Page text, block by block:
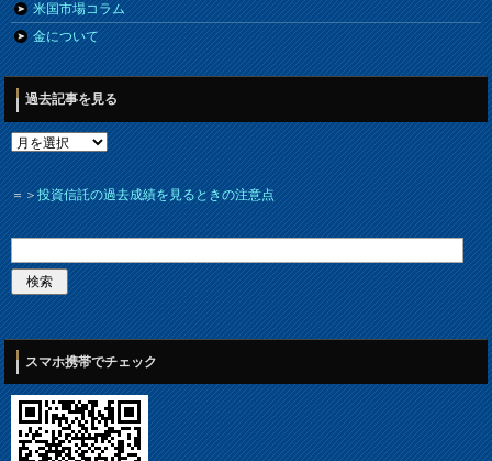
米国市場コラム
金について
過去記事を見る
＝＞投資信託の過去成績を見るときの注意点
スマホ携帯でチェック